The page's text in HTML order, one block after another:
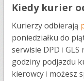
Kiedy kurier
Kurierzy odbierają
poniedziałku do
serwisie DPD i
godziny podjazdu
kierowcy i możesz